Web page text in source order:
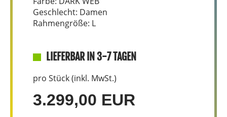
Geschlecht: Damen
Rahmengröße: L
LIEFERBAR IN 3-7 TAGEN
pro Stück (inkl. MwSt.)
3.299,00 EUR